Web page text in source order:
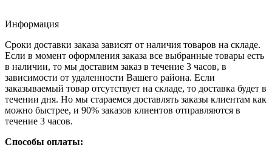
Информация
Сроки доставки заказа зависят от наличия товаров на складе.
Если в момент оформления заказа все выбранные товары есть
в наличии, то мы доставим заказ в течение 3 часов, в
зависимости от удаленности Вашего района. Если
заказываемый товар отсутствует на складе, то доставка будет в
течении дня. Но мы стараемся доставлять заказы клиентам как
можно быстрее, и 90% заказов клиентов отправляются в
течение 3 часов.
Способы оплаты: